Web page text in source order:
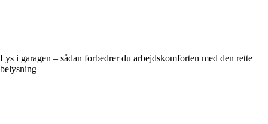
Lys i garagen – sådan forbedrer du arbejdskomforten med den rette
belysning